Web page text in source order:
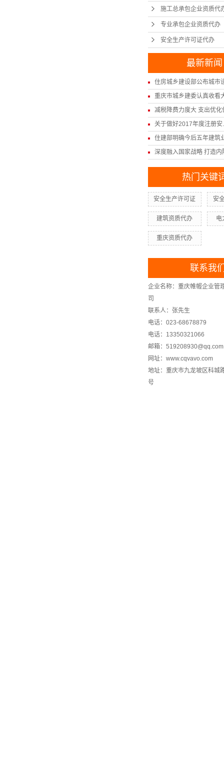
施工总承包企业资质代
专业承包企业资质代办
安全生产许可证代办
最新新闻
住房城乡建设部公布城市
重庆市城乡建委认真收看
减税降费力度大 支出优化
关于做好2017年度注册安
住建部明确今后五年建筑
深度融入国家战略 打造内
热门关键
安全生产许可证 安
建筑资质代办 电
重庆资质代办
联系我
企业名称：重庆帷幄企业管
司
联系人：张先生
电话：023-68678879
电话：13350321066
邮箱：519208930@qq.com
网址：www.cqvavo.com
地址：重庆市九龙坡区科城
号